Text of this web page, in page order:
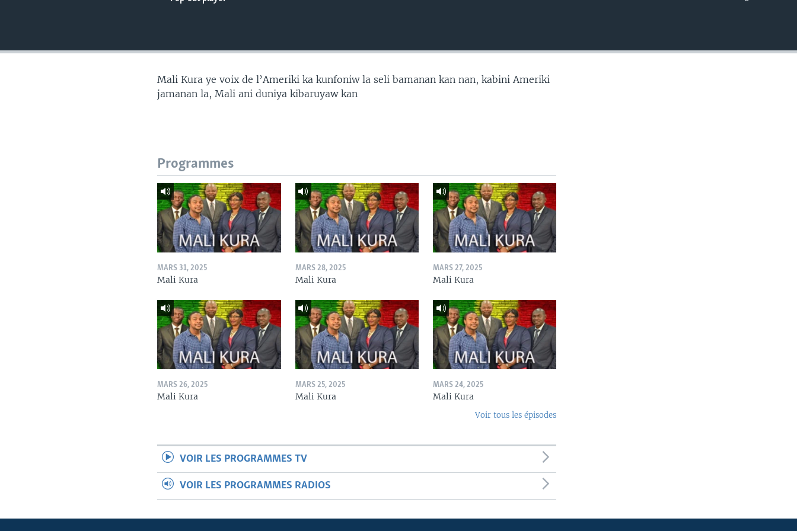
Mali Kura ye voix de l’Ameriki ka kunfoniw la seli bamanan kan nan, kabini Ameriki
jamanan la, Mali ani duniya kibaruyaw kan
Programmes
MARS 31, 2025
Mali Kura
MARS 28, 2025
Mali Kura
MARS 27, 2025
Mali Kura
MARS 26, 2025
Mali Kura
MARS 25, 2025
Mali Kura
MARS 24, 2025
Mali Kura
Voir tous les épisodes
VOIR LES PROGRAMMES TV
VOIR LES PROGRAMMES RADIOS